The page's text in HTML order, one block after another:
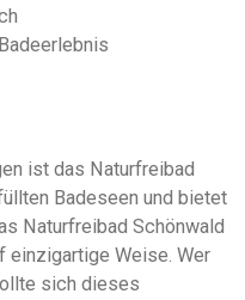
ist das Naturfreibad
Badeseen und bietet
Naturfreibad Schönwald
einzigartige Weise. Wer
sich dieses